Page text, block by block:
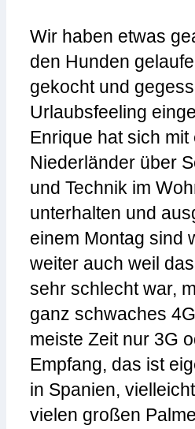
Wir haben etwas
den Hunden
gekocht und
Urlaubsfeeling
Enrique hat sich mit
Niederländer über
und Technik im
unterhalten und
einem Montag sind
weiter auch weil
sehr schlecht war,
ganz schwaches
meiste Zeit nur 3G
Empfang, das ist
in Spanien,
vielen großen